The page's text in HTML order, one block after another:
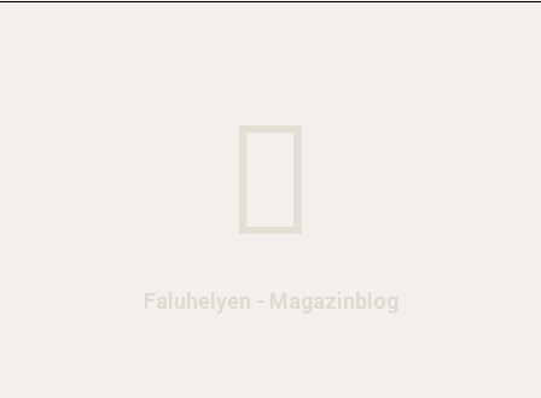
Faluhelyen - Magazinblog